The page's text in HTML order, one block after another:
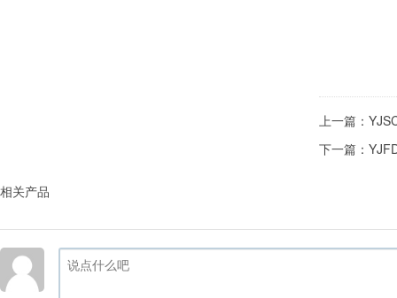
上一篇：
下一篇：
相关产品